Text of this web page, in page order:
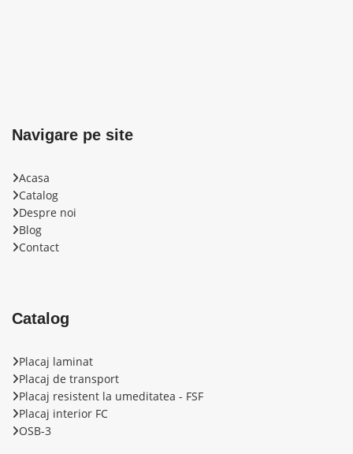
Navigare pe site
Acasa
Catalog
Despre noi
Blog
Contact
Catalog
Placaj laminat
Placaj de transport
Placaj resistent la umeditatea - FSF
Placaj interior FС
OSB-3